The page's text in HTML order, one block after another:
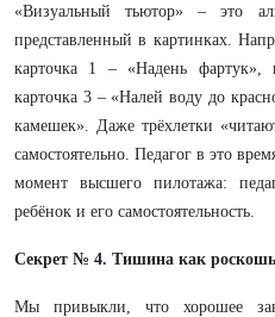
«Визуальный тьютор» – это
представленный в картинках.
карточка 1 – «Надень фартук»,
карточка 3 – «Налей воду до
камешек». Даже трёхлетки
самостоятельно. Педагог в это
момент высшего пилотажа:
ребёнок и его самостоятельность.
Секрет № 4. Тишина как
Мы привыкли, что хорошее